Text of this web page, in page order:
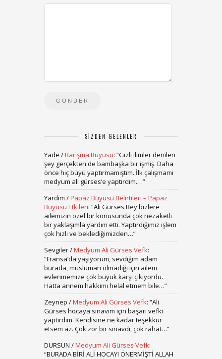
SIZDEN GELENLER
Yade /Barışma Büyüsü: “Gizli ilimler denilen
şey gerçekten de bambaşka bir işmiş. Daha
önce hiç büyü yaptırmamıştım. İlk çalışmamı
medyum ali gürses’e yaptırdım.…”
Yardım /Papaz Büyüsü Belirtileri – Papaz
Büyüsü Etkileri: “Ali Gürses Bey bizlere
ailemizin özel bir konusunda çok nezaketli
bir yaklaşımla yardım etti. Yaptırdığımız işlem
çok hızlı ve beklediğimizden…”
Sevgiler/Medyum Ali Gürses Vefk:
“Fransa’da yaşıyorum, sevdiğim adam
burada, müslüman olmadığı için ailem
evlenmemize çok büyük karşı çıkıyordu.
Hatta annem hakkımı helal etmem bile…”
Zeynep /Medyum Ali Gürses Vefk: “Ali
Gürses hocaya sınavım için başarı vefki
yaptırdım. Kendisine ne kadar teşekkür
etsem az. Çok zor bir sınavdı, çok rahat…”
DURSUN /Medyum Ali Gürses Vefk:
“BURADA BİRİ ALİ HOCAYI ÖNERMİŞTİ ALLAH